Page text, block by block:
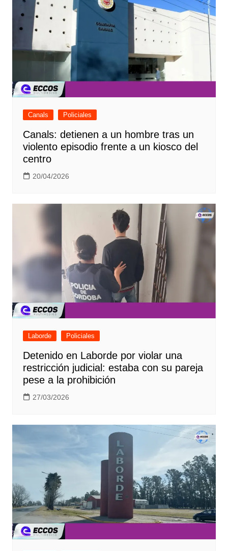
Canals Policiales
Canals: detienen a un hombre tras un
violento episodio frente a un kiosco del
centro
20/04/2026
Laborde Policiales
Detenido en Laborde por violar una
restricción judicial: estaba con su pareja
pese a la prohibición
27/03/2026